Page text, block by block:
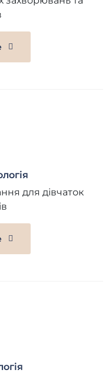
для дівчаток